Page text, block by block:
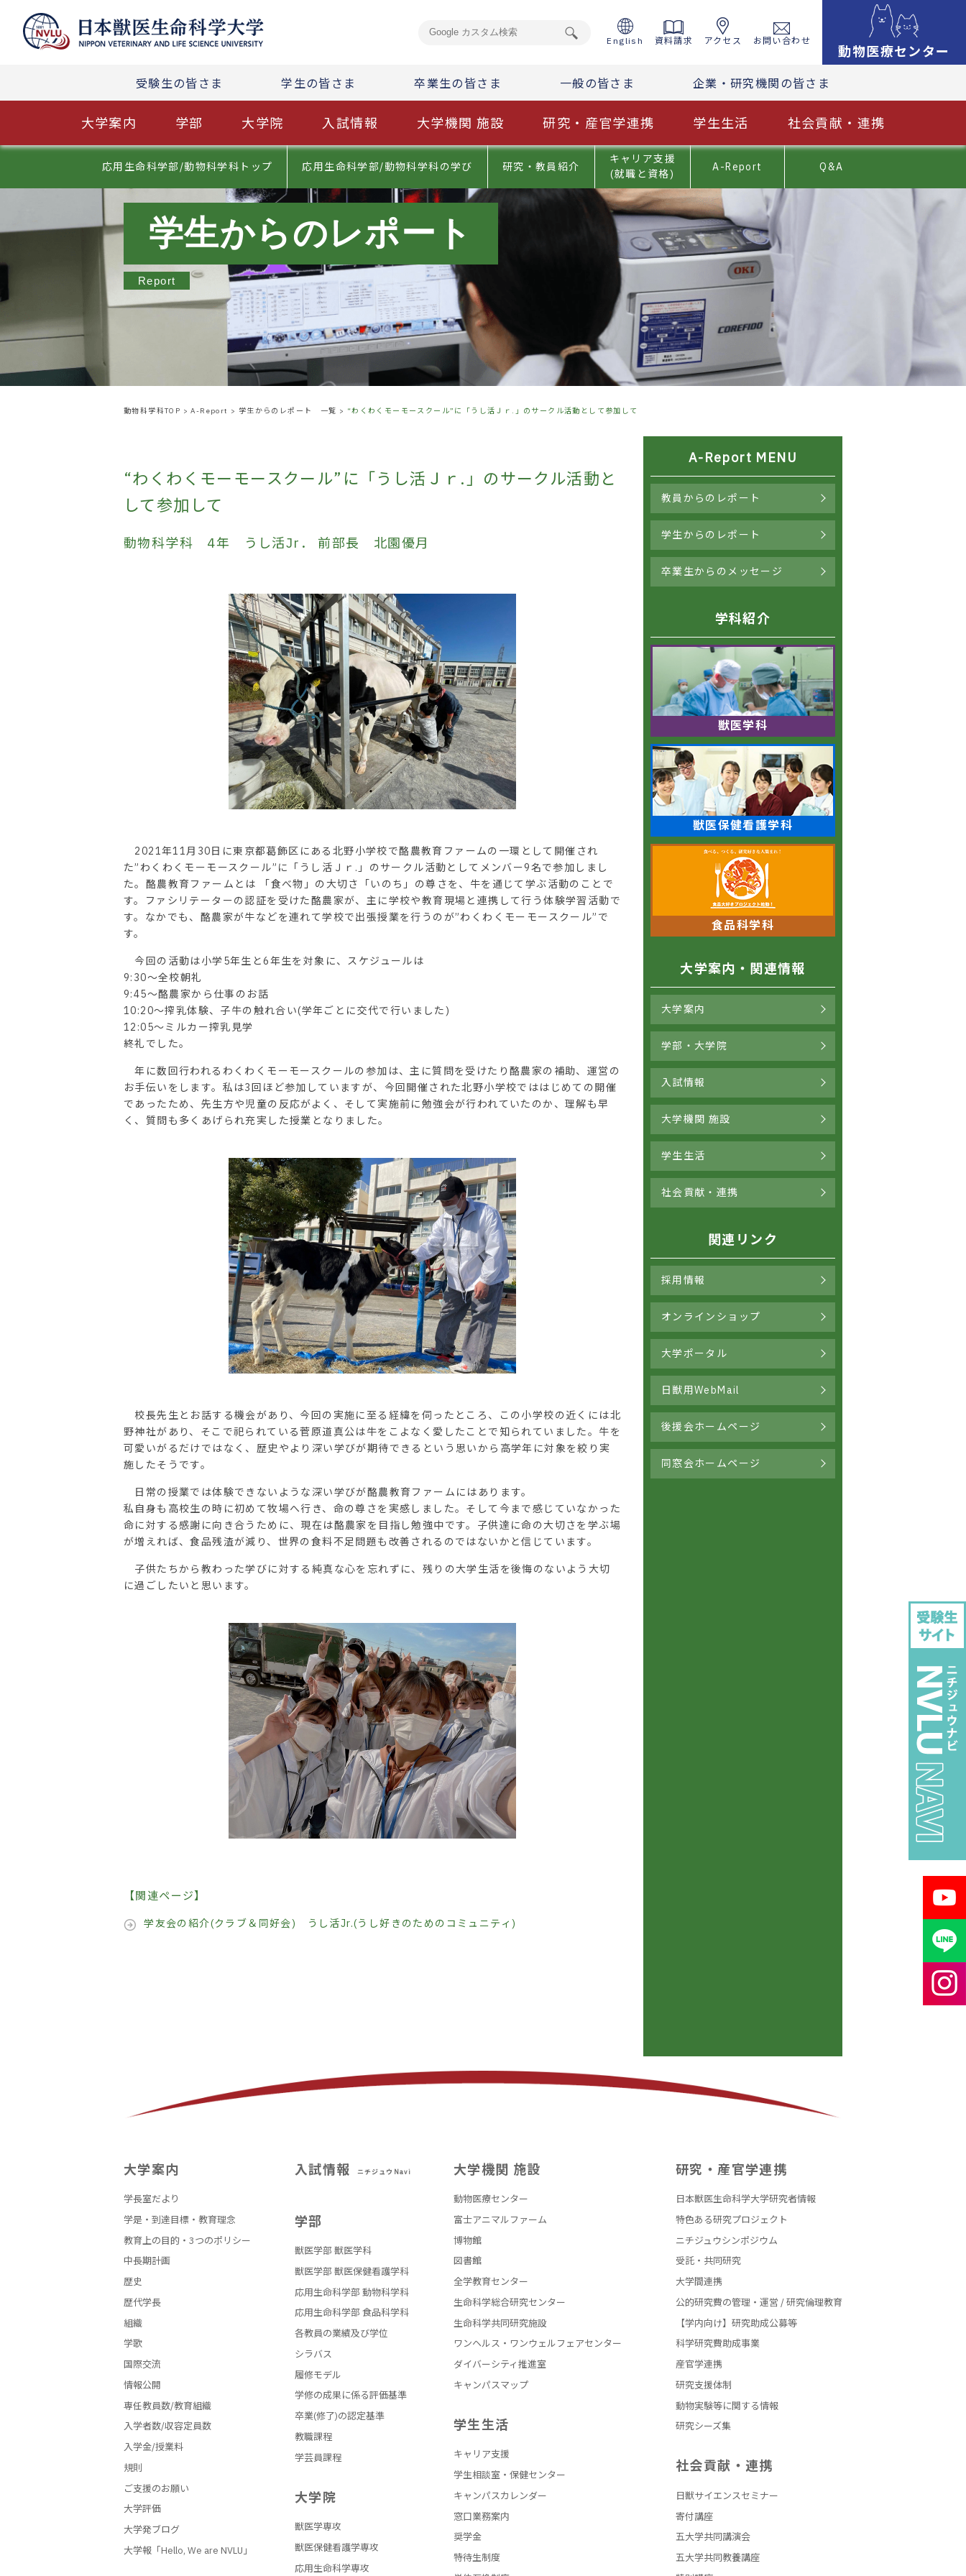
English 資料請求 アクセス お問い合わせ
動物医療センター
受験生の皆さま 学生の皆さま 卒業生の皆さま 一般の皆さま 企業・研究機関の皆さま
大学案内 学部 大学院 入試情報 大学機関 施設 研究・産官学連携 学生生活 社会貢献・連携
学生からのレポート
Report
応用生命科学部/動物科学科トップ 応用生命科学部/動物科学科の学び 研究・教員紹介
キャリア支援
(就職と資格)
A-Report Q&A
動物科学科TOP >A-Report > 学生からのレポート 一覧 > “わくわくモーモースクール”に「うし活Ｊｒ.」のサークル活動として参加して
“わくわくモーモースクール”に「うし活Ｊｒ.」のサークル活動と
して参加して
動物科学科 4年 うし活Jr． 前部長 北園優月
2021年11月30日に東京都葛飾区にある北野小学校で酪農教育ファームの一環として開催され
た”わくわくモーモースクール”に「うし活Ｊｒ.」のサークル活動としてメンバー9名で参加しまし
た。酪農教育ファームとは 「食べ物」の大切さ「いのち」の尊さを、牛を通じて学ぶ活動のことで
す。ファシリテーターの認証を受けた酪農家が、主に学校や教育現場と連携して行う体験学習活動で
す。なかでも、酪農家が牛などを連れて学校で出張授業を行うのが”わくわくモーモースクール”で
す。
今回の活動は小学5年生と6年生を対象に、スケジュールは
9:30〜全校朝礼
9:45〜酪農家から仕事のお話
10:20〜搾乳体験、子牛の触れ合い(学年ごとに交代で行いました)
12:05〜ミルカー搾乳見学
終礼でした。
年に数回行われるわくわくモーモースクールの参加は、主に質問を受けたり酪農家の補助、運営の
お手伝いをします。私は3回ほど参加していますが、今回開催された北野小学校でははじめての開催
であったため、先生方や児童の反応がよく、そして実施前に勉強会が行われていたのか、理解も早
く、質問も多くあげられ充実した授業となりました。
校長先生とお話する機会があり、今回の実施に至る経緯を伺ったところ、この小学校の近くには北
野神社があり、そこで祀られている菅原道真公は牛をこよなく愛したことで知られていました。牛を
可愛いがるだけではなく、歴史やより深い学びが期待できるという思いから高学年に対象を絞り実
施したそうです。
日常の授業では体験できないような深い学びが酪農教育ファームにはあります。
私自身も高校生の時に初めて牧場へ行き、命の尊さを実感しました。そして今まで感じていなかった
命に対する感謝に向き合うために、現在は酪農家を目指し勉強中です。子供達に命の大切さを学ぶ場
が増えれば、食品残渣が減り、世界の食料不足問題も改善されるのではないかと信じています。
子供たちから教わった学びに対する純真な心を忘れずに、残りの大学生活を後悔のないよう大切
に過ごしたいと思います。
【関連ページ】
学友会の紹介(クラブ＆同好会) うし活Jr.(うし好きのためのコミュニティ)
A-Report MENU
教員からのレポート
学生からのレポート
卒業生からのメッセージ
学科紹介
獣医学科
獣医保健看護学科
食品科学科
大学案内・関連情報
大学案内
学部・大学院
入試情報
大学機関 施設
学生生活
社会貢献・連携
関連リンク
採用情報
オンラインショップ
大学ポータル
日獣用WebMail
後援会ホームページ
同窓会ホームページ
大学案内
学長室だより
学是・到達目標・教育理念
教育上の目的・3つのポリシー
中長期計画
歴史
歴代学長
組織
学歌
国際交流
情報公開
専任教員数/教育組織
入学者数/収容定員数
入学金/授業料
規則
ご支援のお願い
大学評価
大学発ブログ
大学報「Hello, We are NVLU」
入試情報 ニチジュウNavi
学部
獣医学部 獣医学科
獣医学部 獣医保健看護学科
応用生命科学部 動物科学科
応用生命科学部 食品科学科
各教員の業績及び学位
シラバス
履修モデル
学修の成果に係る評価基準
卒業(修了)の認定基準
教職課程
学芸員課程
大学院
獣医学専攻
獣医保健看護学専攻
応用生命科学専攻
大学機関 施設
動物医療センター
富士アニマルファーム
博物館
図書館
全学教育センター
生命科学総合研究センター
生命科学共同研究施設
ワンヘルス・ワンウェルフェアセンター
ダイバーシティ推進室
キャンパスマップ
学生生活
キャリア支援
学生相談室・保健センター
キャンパスカレンダー
窓口業務案内
奨学金
特待生制度
研究・産官学連携
日本獣医生命科学大学研究者情報
特色ある研究プロジェクト
ニチジュウシンポジウム
受託・共同研究
大学間連携
公的研究費の管理・運営 / 研究倫理教育
【学内向け】研究助成公募等
科学研究費助成事業
産官学連携
研究支援体制
動物実験等に関する情報
研究シーズ集
社会貢献・連携
日獣サイエンスセミナー
寄付講座
五大学共同講演会
五大学共同教養講座